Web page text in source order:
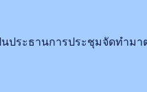
ระธานการประชุมจัดทำมาต